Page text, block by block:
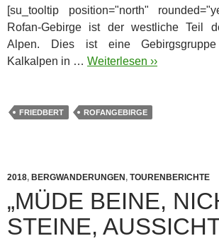
[su_tooltip position="north"
Rofan-Gebirge ist der westliche Teil
Alpen. Dies ist eine
Kalkalpen in … Weiterlesen ››
FRIEDBERT ROFANGEBIRGE
2018, BERGWANDERUNGEN, TOURENBERICHTE
„MÜDE BEINE,
STEINE,